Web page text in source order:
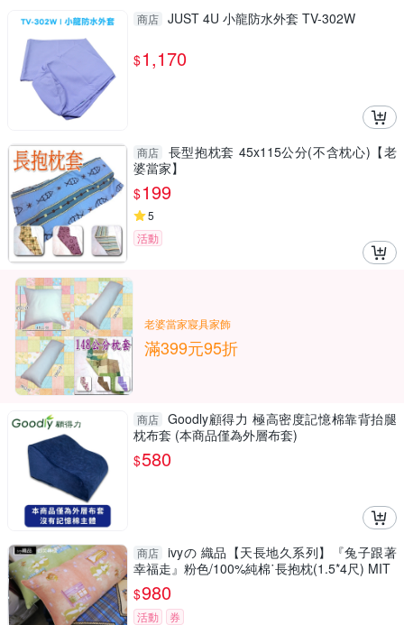
商店 JUST 4U 小龍防水外套 TV-302W
$1,170
商店
長型抱枕套 45x115公分(不含枕心)【老
婆當家】
$199
5
活動
老婆當家寢具家飾
滿399元95折
商店 Goodly顧得力 極高密度記憶棉靠背抬腿
枕布套 (本商品僅為外層布套)
$580
商店 ivyの 織品【天長地久系列】『兔子跟著
幸福走』粉色/100%純棉˙長抱枕(1.5*4尺) MIT
$980
活動 券